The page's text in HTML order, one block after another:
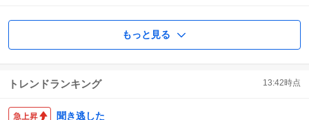
もっと見る
トレンドランキング 13:42時点
聞き逃した